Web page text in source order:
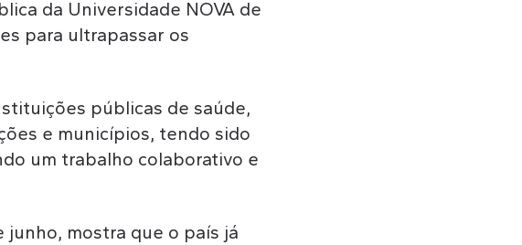
da Universidade NOVA de
para ultrapassar os
públicas de saúde,
e municípios, tendo sido
um trabalho colaborativo e
mostra que o país já